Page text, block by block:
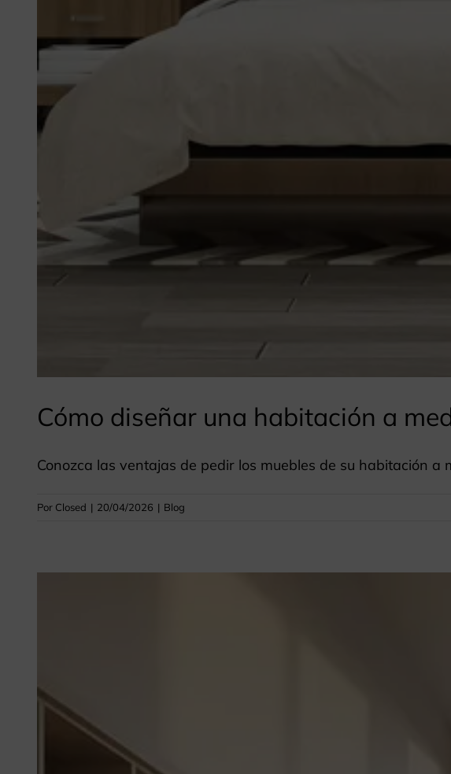
Cómo diseñar una habitación a
Conozca las ventajas de pedir los muebles de su habitación
Por Closed | 20/04/2026 | Blog